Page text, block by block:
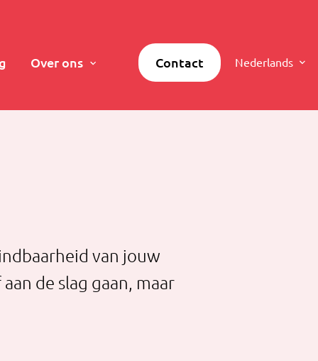
Over ons Contact Nederlands
van jouw
de slag gaan, maar